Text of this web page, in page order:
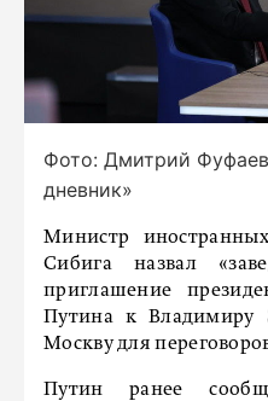
Фото: Дмитрий
дневник»
Министр
Сибига назвал
приглашение
Путина к Владимиру
Москву для
Путин ранее